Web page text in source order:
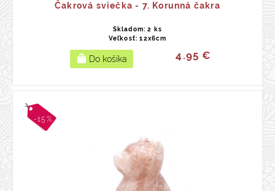
Čakrová sviečka - 7. Korunná čakra
Skladom: 2 ks
Veľkosť: 12x6cm
4.95 €
-15%